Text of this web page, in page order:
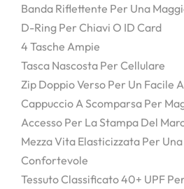
Banda Riflettente Per Una
D-Ring Per Chiavi O ID Card
4 Tasche Ampie
Tasca Nascosta Per Cellulare
Zip Doppio Verso Per Un Facile
Cappuccio A Scomparsa Per
Accesso Per La Stampa Del
Mezza Vita Elasticizzata Per
Confortevole
Tessuto Classificato 40+ UPF